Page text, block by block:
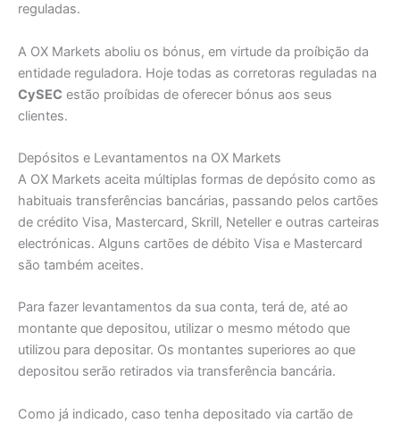
reguladas.
A OX Markets aboliu os bónus, em virtude da proíbição da
entidade reguladora. Hoje todas as corretoras reguladas na
CySEC estão proíbidas de oferecer bónus aos seus
clientes.
Depósitos e Levantamentos na OX Markets
A OX Markets aceita múltiplas formas de depósito como as
habituais transferências bancárias, passando pelos cartões
de crédito Visa, Mastercard, Skrill, Neteller e outras carteiras
electrónicas. Alguns cartões de débito Visa e Mastercard
são também aceites.
Para fazer levantamentos da sua conta, terá de, até ao
montante que depositou, utilizar o mesmo método que
utilizou para depositar. Os montantes superiores ao que
depositou serão retirados via transferência bancária.
Como já indicado, caso tenha depositado via cartão de